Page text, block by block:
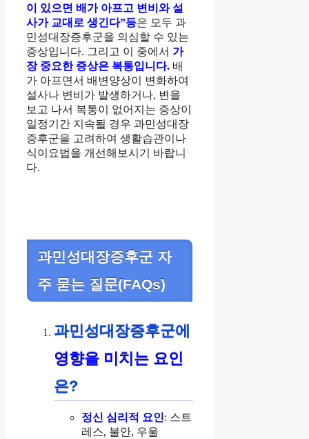
이 있으면 배가 아프고 변비와 설
사가 교대로 생긴다”등은 모두 과
민성대장증후군을 의심할 수 있는
증상입니다. 그리고 이 중에서 가
장 중요한 증상은 복통입니다. 배
가 아프면서 배변양상이 변화하여
설사나 변비가 발생하거나, 변을
보고 나서 복통이 없어지는 증상이
일정기간 지속될 경우 과민성대장
증후군을 고려하여 생활습관이나
식이요법을 개선해보시기 바랍니
다.
과민성대장증후군 자
주 묻는 질문(FAQs)
과민성대장증후군에
영향을 미치는 요인
은?
정신 심리적 요인: 스트
레스, 불안, 우울